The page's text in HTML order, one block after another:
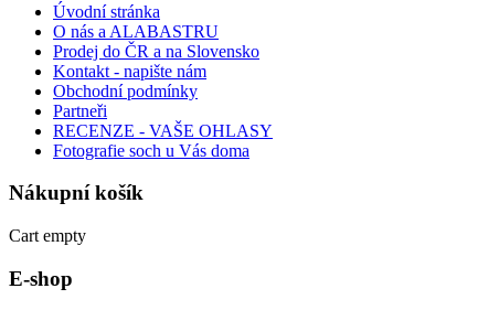
Úvodní stránka
O nás a ALABASTRU
Prodej do ČR a na Slovensko
Kontakt - napište nám
Obchodní podmínky
Partneři
RECENZE - VAŠE OHLASY
Fotografie soch u Vás doma
Nákupníkošík
Cart empty
E-shop